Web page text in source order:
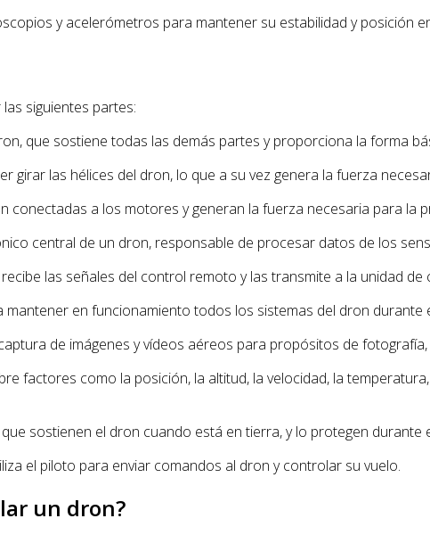
y acelerómetros para mantener su estabilidad y posición
siguientes partes:
que sostiene todas las demás partes y proporciona la forma
girar las hélices del dron, lo que a su vez genera la fuerza
conectadas a los motores y generan la fuerza necesaria para la
central de un dron, responsable de procesar datos de los
las señales del control remoto y las transmite a la unidad de
mantener en funcionamiento todos los sistemas del dron durante
de imágenes y vídeos aéreos para propósitos de fotografía,
factores como la posición, la altitud, la velocidad, la
sostienen el dron cuando está en tierra, y lo protegen durante
el piloto para enviar comandos al dron y controlar su vuelo.
un dron?